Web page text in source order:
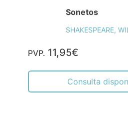
Sonetos
SHAKESPEARE,
PVP. 11,95€
Consulta